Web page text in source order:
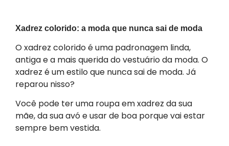
Xadrez colorido: a moda que nunca sai de moda
O xadrez colorido é uma padronagem linda,
antiga e a mais querida do vestuário da moda. O
xadrez é um estilo que nunca sai de moda. Já
reparou nisso?
Você pode ter uma roupa em xadrez da sua
mãe, da sua avó e usar de boa porque vai estar
sempre bem vestida.